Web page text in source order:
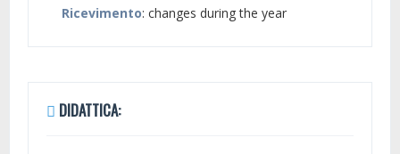
Ricevimento: changes during the year
DIDATTICA: